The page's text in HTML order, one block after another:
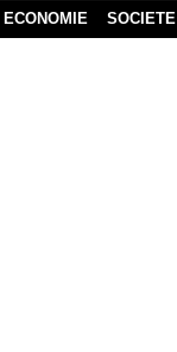
ECONOMIE SOCIETE